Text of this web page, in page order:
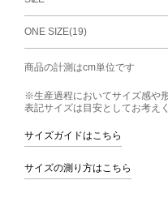
ONE SIZE(19)
商品の計測はcm単位です
※生産過程においてサイズ感や
表記サイズは目安としてお考え
サイズガイドはこちら
サイズの測り方はこちら